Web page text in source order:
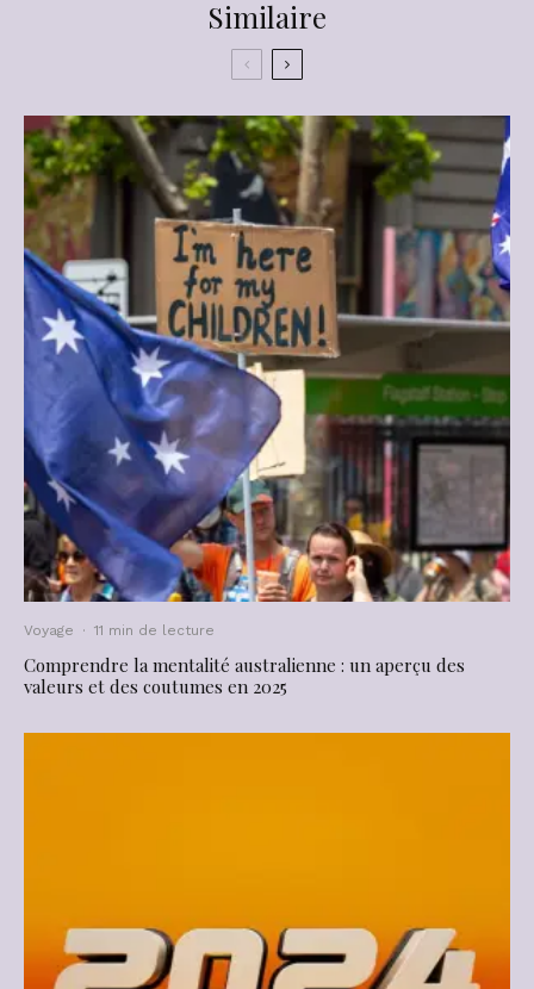
Similaire
Voyage · 11 min de lecture
Comprendre la mentalité australienne : un aperçu des
valeurs et des coutumes en 2025